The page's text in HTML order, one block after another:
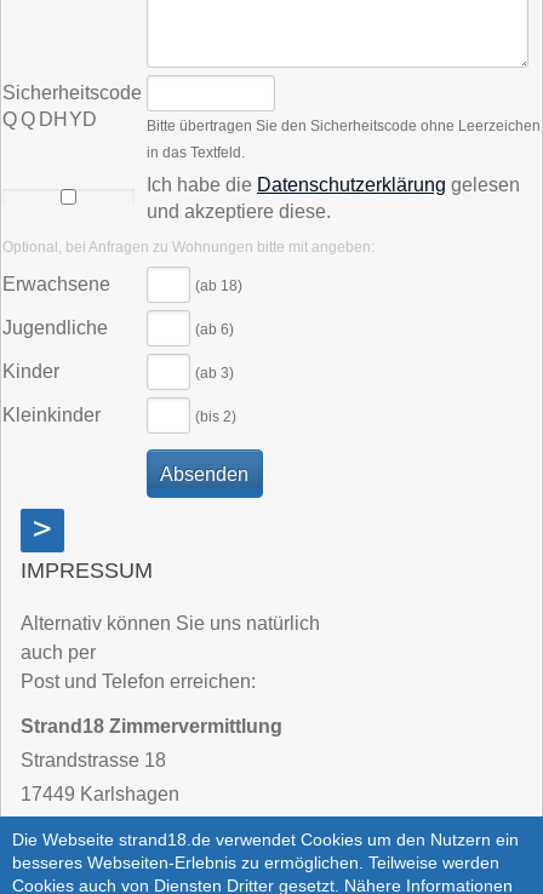
Die Webseite strand18.de verwendet Cookies um den Nutzern ein
besseres Webseiten-Erlebnis zu ermöglichen. Teilweise werden
Cookies auch von Diensten Dritter gesetzt. Nähere Informationen
Sicherheitscode
Q Q D​H Y​D
Bitte übertragen Sie den Sicherheitscode ohne Leerzeichen
in das Textfeld.
Ich habe die Datenschutzerklärung gelesen
und akzeptiere diese.
Optional, bei Anfragen zu Wohnungen bitte mit angeben:
Erwachsene (ab 18)
Jugendliche (ab 6)
Kinder (ab 3)
Kleinkinder (bis 2)
>
IMPRESSUM
Alternativ können Sie uns natürlich
auch per
Post und Telefon erreichen:
Strand18 Zimmervermittlung
Strandstrasse 18
17449 Karlshagen
Telefon: 03 83 71 / 25 62 - 40